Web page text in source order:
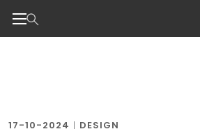
17-10-2024 | DESIGN